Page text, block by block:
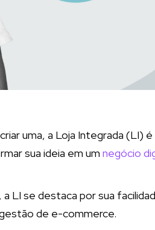
uma, a Loja Integrada (LI) é
sua ideia em um negócio
LI se destaca por sua
de e-commerce.